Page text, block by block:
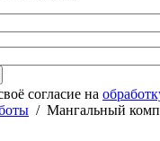
согласие на
/ Мангальный